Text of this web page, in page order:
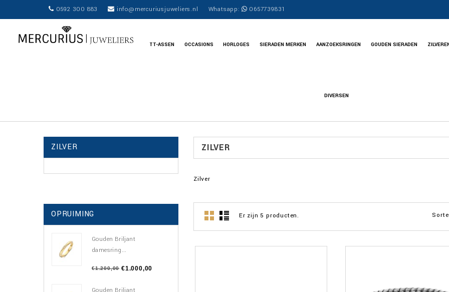
0592 300 883 info@mercuriusjuweliers.nl Whatsapp: 0657739831
TT-ASSEN OCCASIONS HORLOGES SIERADEN MERKEN AANZOEKSRINGEN GOUDEN SIERADEN
DIVERSEN
ZILVER
OPRUIMING
Gouden Briljant
damesring...
€1.200,00 €1.000,00
Gouden Briljant
ZILVER
Zilver
Er zijn 5 producten.